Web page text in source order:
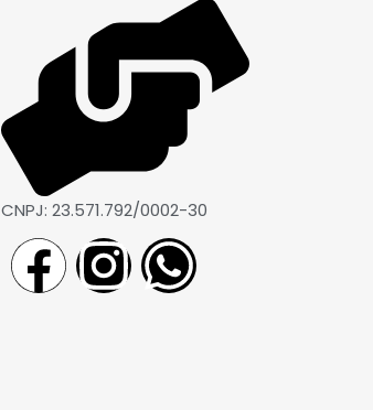
CNPJ: 23.571.792/0002-30